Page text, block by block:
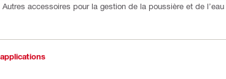
Autres accessoires pour la gestion de la poussière et de l’eau